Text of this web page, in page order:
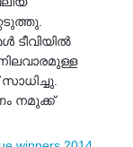
ടീവിയിൽ
നമുക്ക്